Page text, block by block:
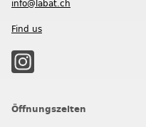
info@labat.ch
Find us
Öffnungszeiten